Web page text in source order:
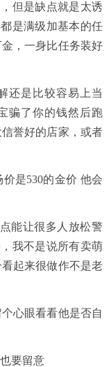
但是缺点就是太诱
是满级加基本的任
，一身比任务装好
是比较容易上当
骗了你的钱然后跑
誉好的店家，或者
是530的金价 他会
能让很多人放松警
我不是说所有卖萌
起来很做作不是老
心眼看看他是否自
要留意